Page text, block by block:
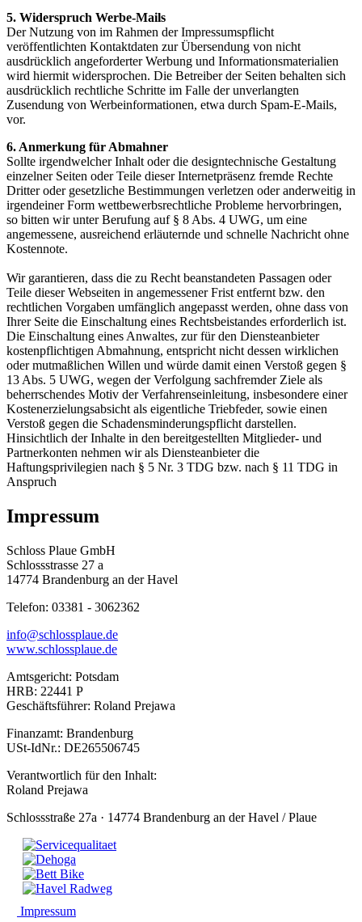
5. Widerspruch Werbe-Mails
Der Nutzung von im Rahmen der Impressumspflicht
veröffentlichten Kontaktdaten zur Übersendung von nicht
ausdrücklich angeforderter Werbung und Informationsmaterialien
wird hiermit widersprochen. Die Betreiber der Seiten behalten sich
ausdrücklich rechtliche Schritte im Falle der unverlangten
Zusendung von Werbeinformationen, etwa durch Spam-E-Mails,
vor.
6. Anmerkung für Abmahner
Sollte irgendwelcher Inhalt oder die designtechnische Gestaltung
einzelner Seiten oder Teile dieser Internetpräsenz fremde Rechte
Dritter oder gesetzliche Bestimmungen verletzen oder anderweitig in
irgendeiner Form wettbewerbsrechtliche Probleme hervorbringen,
so bitten wir unter Berufung auf § 8 Abs. 4 UWG, um eine
angemessene, ausreichend erläuternde und schnelle Nachricht ohne
Kostennote.
Wir garantieren, dass die zu Recht beanstandeten Passagen oder
Teile dieser Webseiten in angemessener Frist entfernt bzw. den
rechtlichen Vorgaben umfänglich angepasst werden, ohne dass von
Ihrer Seite die Einschaltung eines Rechtsbeistandes erforderlich ist.
Die Einschaltung eines Anwaltes, zur für den Diensteanbieter
kostenpflichtigen Abmahnung, entspricht nicht dessen wirklichen
oder mutmaßlichen Willen und würde damit einen Verstoß gegen §
13 Abs. 5 UWG, wegen der Verfolgung sachfremder Ziele als
beherrschendes Motiv der Verfahrenseinleitung, insbesondere einer
Kostenerzielungsabsicht als eigentliche Triebfeder, sowie einen
Verstoß gegen die Schadensminderungspflicht darstellen.
Hinsichtlich der Inhalte in den bereitgestellten Mitglieder- und
Partnerkonten nehmen wir als Diensteanbieter die
Haftungsprivilegien nach § 5 Nr. 3 TDG bzw. nach § 11 TDG in
Anspruch
Impressum
Schloss Plaue GmbH
Schlossstrasse 27 a
14774 Brandenburg an der Havel
Telefon: 03381 - 3062362
info@schlossplaue.de
www.schlossplaue.de
Amtsgericht: Potsdam
HRB: 22441 P
Geschäftsführer: Roland Prejawa
Finanzamt: Brandenburg
USt-IdNr.: DE265506745
Verantwortlich für den Inhalt:
Roland Prejawa
Schlossstraße 27a · 14774 Brandenburg an der Havel / Plaue
Impressum